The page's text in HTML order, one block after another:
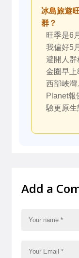
冰島旅遊
群？
旺季是6
我偏好5
避開人群
金圈早上
西部峽
Planet報
驗更原生
Add a